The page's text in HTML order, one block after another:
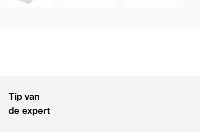
Tip van
de expert